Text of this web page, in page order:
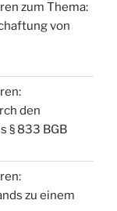
zum Thema:
von
den
§ 833 BGB
zu einem